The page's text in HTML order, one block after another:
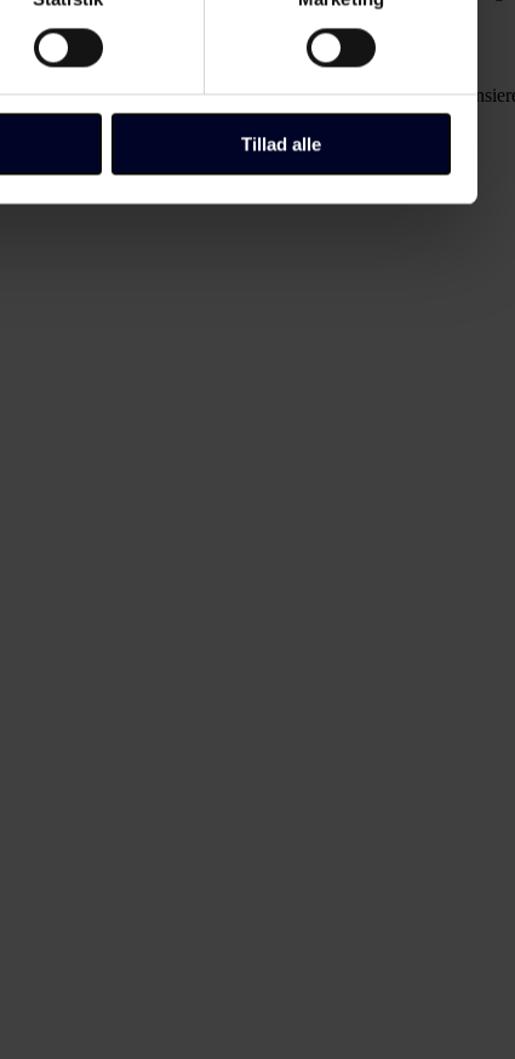
ved at klikke på link til "Administrer samtykke" i
at vide om, hvem vi er, hvordan du kan kontakte
Tillad alle
er i folkeskolen til at blive. Det giver så god mening at